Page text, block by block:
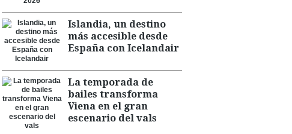
Islandia, un destino
más accesible desde
España con Icelandair
La temporada de
bailes transforma
Viena en el gran
escenario del vals